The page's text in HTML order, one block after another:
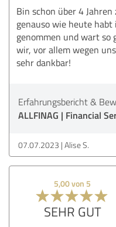
Bin schon über 4
genauso wie heute
genommen und wart
wir, vor allem wegen
sehr dankbar!
Erfahrungsbericht &
ALLFINAG | Financial
07.07.2023 Alise S.
5,00 von 5
SEHR GUT